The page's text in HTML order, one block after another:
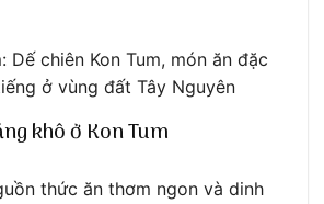
Dế chiên Kon Tum, món ăn đặc
ở vùng đất Tây Nguyên
khô ở Kon Tum
thức ăn thơm ngon và dinh